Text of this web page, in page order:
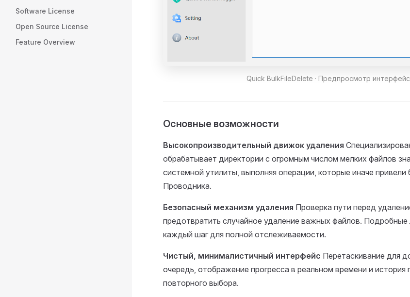
Software License
Open Source License
Feature Overview
Quick BulkFileDelete · Предпросмотр
Основные возможности
Высокопроизводительный движок удаления
обрабатывает директории с огромным числом мелких файлов
системной утилиты, выполняя операции, которые иначе привели
Проводника.
Безопасный механизм удаления Проверка пути перед
предотвратить случайное удаление важных файлов. Подробные
каждый шаг для полной отслеживаемости.
Чистый, минималистичный интерфейс Перетаскивание для
очередь, отображение прогресса в реальном времени и история
повторного выбора.